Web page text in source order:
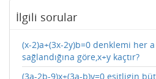
İlgili sorular
(x-2)a+(3x-2y)b=0 denklemi her a
sağlandığına göre,x+y kaçtır?
(3a-2b-9)x+(3a-b)y=0 eşitligin